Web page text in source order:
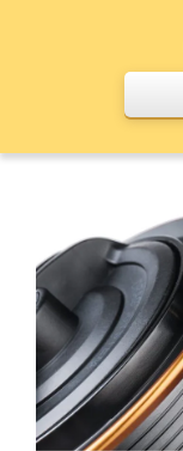
Náhradní cívky